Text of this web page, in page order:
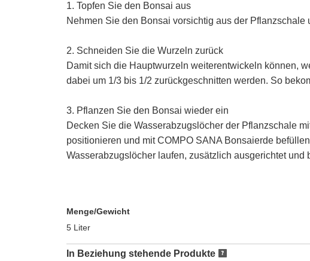
1. Topfen Sie den Bonsai aus
Nehmen Sie den Bonsai vorsichtig aus der
2. Schneiden Sie die Wurzeln zurück
Damit sich die Hauptwurzeln weiterentwickeln können,
dabei um 1/3 bis 1/2 zurückgeschnitten werden. So
3. Pflanzen Sie den Bonsai wieder ein
Decken Sie die Wasserabzugslöcher der Pflanzschale
positionieren und mit COMPO SANA Bonsaierde
Wasserabzugslöcher laufen, zusätzlich ausgerichtet und
Menge/Gewicht
5 Liter
In Beziehung stehende Produkte